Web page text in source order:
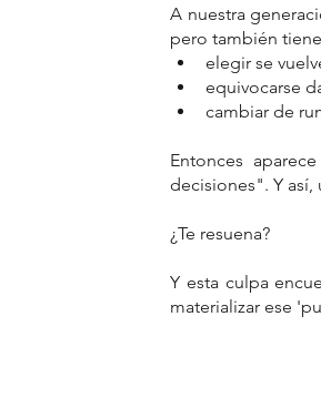
A nuestra
pero también
elegir se
equivocarse
cambiar de
Entonces
decisiones". Y así,
¿Te resuena?
Y esta culpa
materializar ese